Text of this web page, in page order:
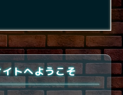
トへようこそ